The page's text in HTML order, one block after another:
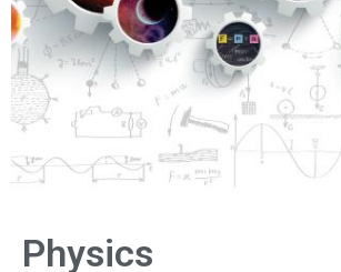
Physics